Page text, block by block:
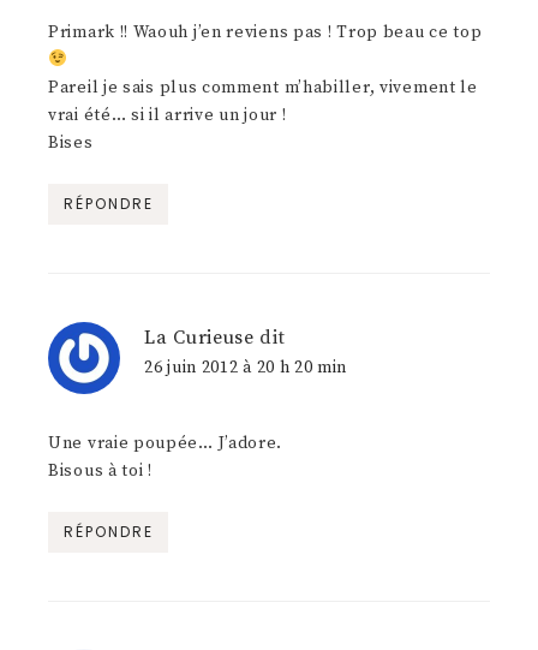
Primark !! Waouh j’en reviens pas ! Trop beau ce top
Pareil je sais plus comment m’habiller, vivement le
vrai été… si il arrive un jour !
Bises
RÉPONDRE
La Curieuse dit
26 juin 2012 à 20 h 20 min
Une vraie poupée… J’adore.
Bisous à toi !
RÉPONDRE